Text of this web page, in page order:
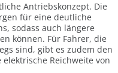
Antriebskonzept. Die
für eine deutliche
sodass auch längere
können. Für Fahrer, die
sind, gibt es zudem den
Reichweite von